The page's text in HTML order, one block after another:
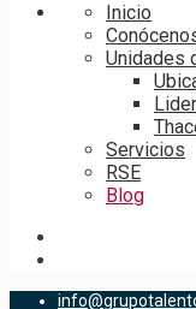
Inicio
Unidades
Servicios
RSE
Blog